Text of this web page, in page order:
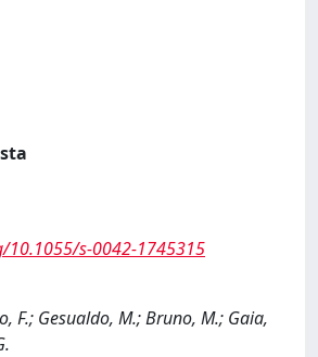
s-0042-1745315
F.; Gesualdo, M.; Bruno, M.; Gaia,